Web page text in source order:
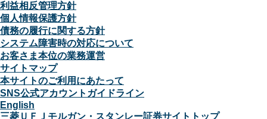
利益相反管理方針
個人情報保護方針
債務の履行に関する方針
システム障害時の対応について
お客さま本位の業務運営
サイトマップ
本サイトのご利用にあたって
SNS公式アカウントガイドライン
English
三菱ＵＦＪモルガン・スタンレー証券サイトトップ